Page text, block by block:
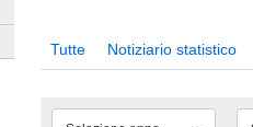
Tutte Notiziario statistico